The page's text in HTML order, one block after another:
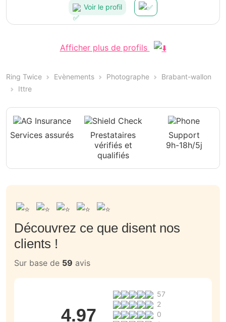
Voir le profil
Afficher plus de profils
Ring Twice Evènements Photographe
Brabant-wallon
Ittre
Services assurés
Prestataires
vérifiés et
qualifiés
Support
9h-18h/5j
Découvrez ce que disent nos
clients !
Sur base de 59 avis
4.97
57
2
0